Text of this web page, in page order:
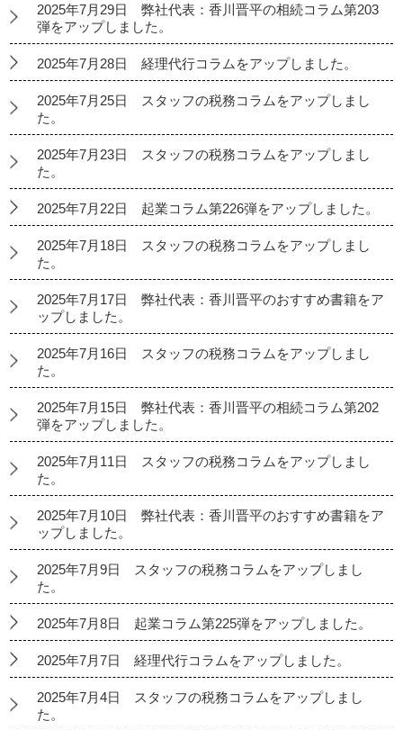
2025年7月29日 弊社代表：香川晋平の相続コラム第203
弾をアップしました。
2025年7月28日 経理代行コラムをアップしました。
2025年7月25日 スタッフの税務コラムをアップしまし
た。
2025年7月23日 スタッフの税務コラムをアップしまし
た。
2025年7月22日 起業コラム第226弾をアップしました。
2025年7月18日 スタッフの税務コラムをアップしまし
た。
2025年7月17日 弊社代表：香川晋平のおすすめ書籍をア
ップしました。
2025年7月16日 スタッフの税務コラムをアップしまし
た。
2025年7月15日 弊社代表：香川晋平の相続コラム第202
弾をアップしました。
2025年7月11日 スタッフの税務コラムをアップしまし
た。
2025年7月10日 弊社代表：香川晋平のおすすめ書籍をア
ップしました。
2025年7月9日 スタッフの税務コラムをアップしまし
た。
2025年7月8日 起業コラム第225弾をアップしました。
2025年7月7日 経理代行コラムをアップしました。
2025年7月4日 スタッフの税務コラムをアップしまし
た。